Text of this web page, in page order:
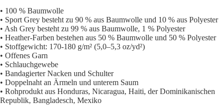
• 100 % Baumwolle
• Sport Grey besteht zu 90 % aus Baumwolle und 10 % aus Polyester
• Ash Grey besteht zu 99 % aus Baumwolle, 1 % Polyester
• Heather-Farben bestehen aus 50 % Baumwolle und 50 % Polyester
• Stoffgewicht: 170-180 g/m² (5,0–5,3 oz/yd²)
• Offenes Garn
• Schlauchgewebe
• Bandagierter Nacken und Schulter
• Doppelnaht an Ärmeln und unterem Saum
• Rohprodukt aus Honduras, Nicaragua, Haiti, der Dominikanischen
Republik, Bangladesch, Mexiko